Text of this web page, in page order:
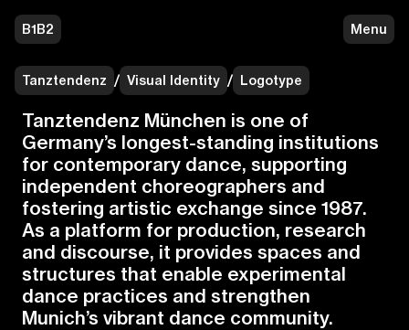
B1B2 Menu
Tanztendenz / Visual Identity / Logotype
Tanztendenz München is one of
Germany’s longest-standing institutions
for contemporary dance, supporting
independent choreographers and
fostering artistic exchange since 1987.
As a platform for production, research
and discourse, it provides spaces and
structures that enable experimental
dance practices and strengthen
Munich’s vibrant dance community.